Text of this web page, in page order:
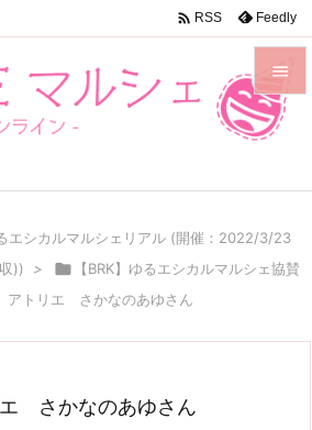


メニュ
前へ

 RSS Feedly
るエシカルマルシェリアル (開催：2022/3/23
))
> 
【BRK】ゆるエシカルマルシェ協賛
アトリエ さかなのあゆさん
エ さかなのあゆさん